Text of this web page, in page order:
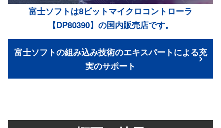
富士ソフトは8ビットマイクロコントローラ
【DP80390】の国内販売店です。
富士ソフトの組み込み技術のエキスパートによる充
実のサポート